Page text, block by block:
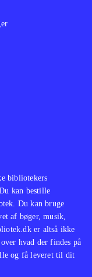
bibliotekers
kan bestille
Du kan bruge
af bøger, musik,
er altså ikke
hvad der findes på
og få leveret til dit